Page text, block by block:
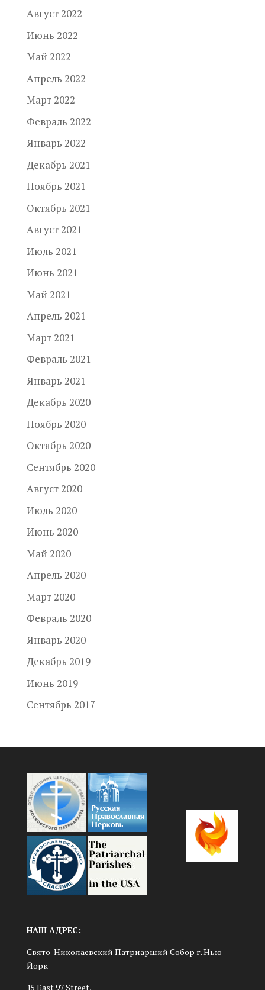
Август 2022
Июнь 2022
Май 2022
Апрель 2022
Март 2022
Февраль 2022
Январь 2022
Декабрь 2021
Ноябрь 2021
Октябрь 2021
Август 2021
Июль 2021
Июнь 2021
Май 2021
Апрель 2021
Март 2021
Февраль 2021
Январь 2021
Декабрь 2020
Ноябрь 2020
Октябрь 2020
Сентябрь 2020
Август 2020
Июль 2020
Июнь 2020
Май 2020
Апрель 2020
Март 2020
Февраль 2020
Январь 2020
Декабрь 2019
Июнь 2019
Сентябрь 2017
НАШ АДРЕС:
Свято-Николаевский Патриарший Собор г. Нью-
Йорк
15 East 97 Street,